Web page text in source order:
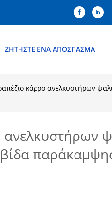
ΖΗΤΉΣΤΕ ΈΝΑ ΑΠΌΣΠΑΣΜΑ
κάρρο ανελκυστήρων
ανελκυστήρων